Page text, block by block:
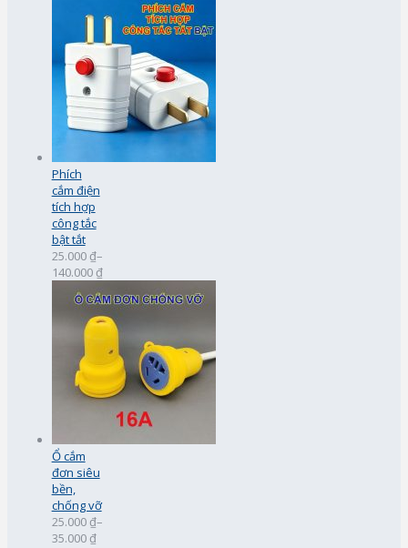
Phích
cắm điện
tích hợp
công tắc
bật tắt
25.000 ₫–
140.000 ₫
Ổ cắm
đơn siêu
bền,
chống vỡ
25.000 ₫–
35.000 ₫